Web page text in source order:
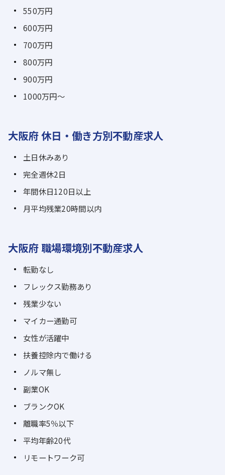
550万円
600万円
700万円
800万円
900万円
1000万円～
大阪府 休日・働き方別不動産求人
土日休みあり
完全週休2日
年間休日120日以上
月平均残業20時間以内
大阪府 職場環境別不動産求人
転勤なし
フレックス勤務あり
残業少ない
マイカー通勤可
女性が活躍中
扶養控除内で働ける
ノルマ無し
副業OK
ブランクOK
離職率5％以下
平均年齢20代
リモートワーク可